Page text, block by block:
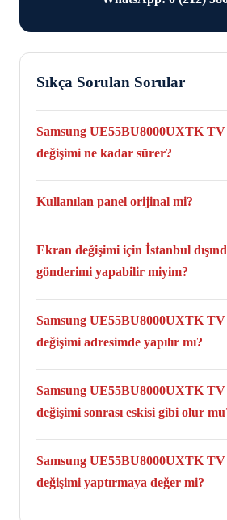
Sıkça Sorulan Sorular
Samsung UE55BU8000UXTK
değişimi ne kadar sürer?
Genellikle aynı gün tamamlanır,
durumuna bağlı olarak en fazla 1 veya 3
Kullanılan panel orijinal mi?
Evet. Samsung UE55BU8000UXTK TV
bu modele uygun orijinal ve sıfır paneller
Ekran değişimi için İstanbul
gönderimi yapabilir miyim?
Evet. Taşıma ücret ve sorumluluğu
televizyonun tamamını kutulu şekilde
alabilirsiniz.
Samsung UE55BU8000UXTK
değişimi adresimde yapılır mı?
Hayır. TV Panel değişimi yalnızca atölye
yapılmaktadır.
Samsung UE55BU8000UXTK
değişimi sonrası eskisi gibi olur
Evet. Samsung UE55BU8000UXTK
yapıldıktan sonra televizyonunuz ilk
çalışmaya devam eder.
Samsung UE55BU8000UXTK
değişimi yaptırmaya değer mi?